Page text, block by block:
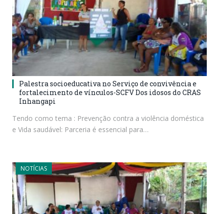
Palestra socioeducativa no Serviço de convivência e
fortalecimento de vínculos-SCFV Dos idosos do CRAS
Inhangapi
Tendo como tema : Prevenção contra a violência doméstica
e Vida saudável: Parceria é essencial para…
NOTÍCIAS